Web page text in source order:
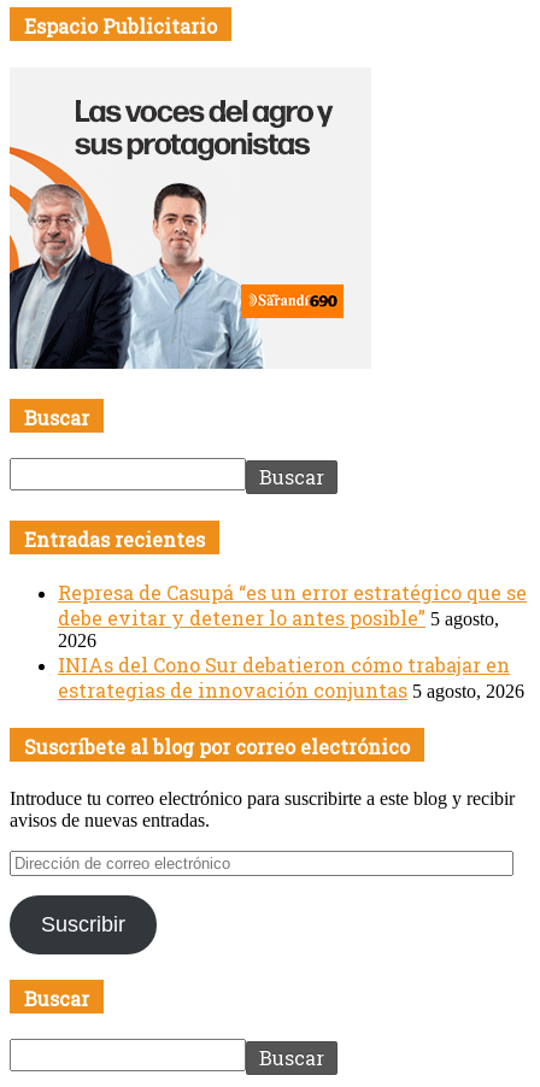
96%
0.8kmh
10
Dom
10
°
Lun
10 °
Mar
9 °
Espacio Publicitario